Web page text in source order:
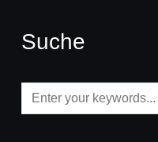
Suche